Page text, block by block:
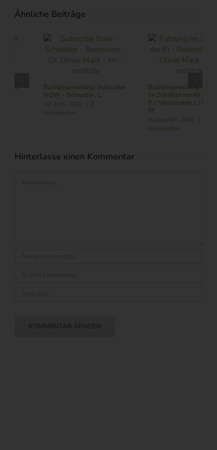
Ähnliche Beiträge
Buchbesprechung: Subscribe
NOW – Schneider, L.
|
0
Kommentare
Buchbesprechung: Führung
im Zeitalter von KI – Butler,
R./ Nitschmann, J./ Becking,
August 6th, 2026 |
0
Kommentare
Hinterlasse einen Kommentar